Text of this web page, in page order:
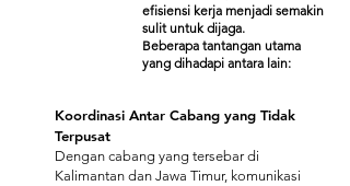
efisiensi kerja menjadi semakin
sulit untuk dijaga.
Beberapa tantangan utama
yang dihadapi antara lain:
Koordinasi Antar Cabang yang Tidak
Terpusat
Dengan cabang yang tersebar di
Kalimantan dan Jawa Timur, komunikasi